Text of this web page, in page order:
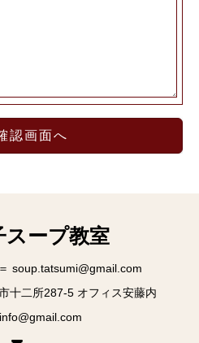
スープ教室
soup.tatsumi@gmail.com
十二所287-5 オフィス安藤内